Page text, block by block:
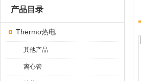
产品目录
Thermo热电
其他产品
离心管